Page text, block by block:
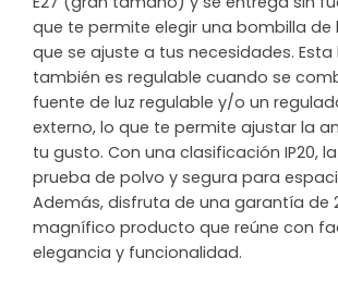
que te permite elegir una bombilla
que se ajuste a tus necesidades.
también es regulable cuando se
fuente de luz regulable y/o un
externo, lo que te permite ajustar la
tu gusto. Con una clasificación IP20,
prueba de polvo y segura para
Además, disfruta de una garantía de
magnífico producto que reúne con
elegancia y funcionalidad.